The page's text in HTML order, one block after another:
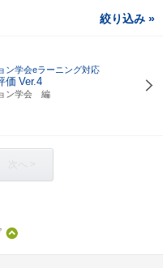
絞り込み »
ン学会eラーニング対応
価 Ver.4
ン学会 編